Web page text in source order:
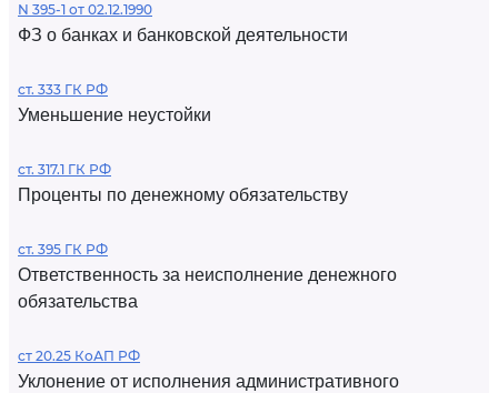
N 395-1 от 02.12.1990
ФЗ о банках и банковской деятельности
ст. 333 ГК РФ
Уменьшение неустойки
ст. 317.1 ГК РФ
Проценты по денежному обязательству
ст. 395 ГК РФ
Ответственность за неисполнение денежного
обязательства
ст 20.25 КоАП РФ
Уклонение от исполнения административного